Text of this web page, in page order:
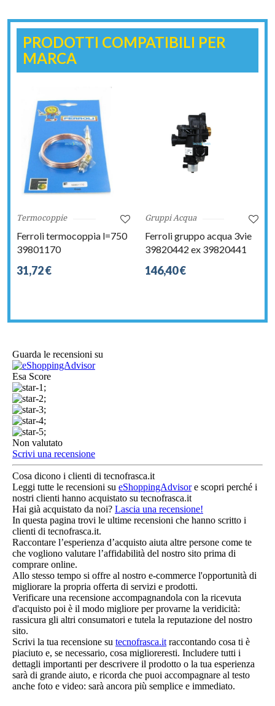
PRODOTTI COMPATIBILI PER
MARCA
Termocoppie
Ferroli termocoppia l=750
39801170
31,72 €
Gruppi Acqua
Ferroli gruppo acqua 3vie
39820442 ex 39820441
146,40 €